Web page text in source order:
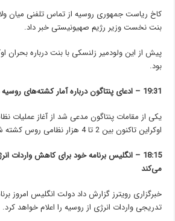
کاخ ریاست جمهوری روسیه از تماس تلفنی میان
بنت نخست وزیر رژیم صهیونیستی خبر داد.
پیش از این ولودمیر زلنسکی با بنت درباره بحران
بود.
19:31 – ادعای پنتاگون درباره آمار کشته‌های روسیه در اوکراین
یکی از مقامات پنتاگون مدعی شد از آغاز عملیات
اوکراین تاکنون بین 2 تا 4 هزار نظامی روس کشته شده‌اند.
18:15 – انگلیس برنامه خود برای کاهش واردات
می‌کند
خبرگزاری رویترز گزارش داد دولت انگلیس امروز
تدریجی واردات انرژی از روسیه را اعلام خواهد کرد.